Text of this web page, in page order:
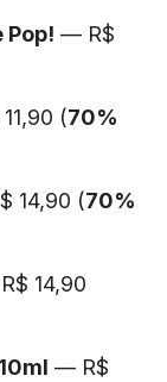
Pop! — R$
(70%
14,90 (70%
14,90
— R$